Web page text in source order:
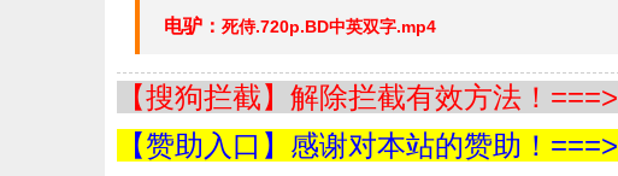
电驴： 死侍.720p.BD中英双字.mp4
【搜狗拦截】解除拦截有效方法！===>
【赞助入口】感谢对本站的赞助！===>